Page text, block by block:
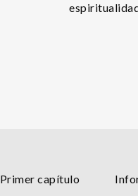
Primer capítulo